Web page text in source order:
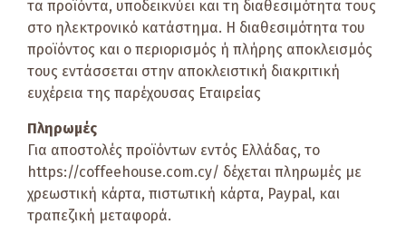
τα προϊόντα, υποδεικνύει και τη διαθεσιμότητα τους
στο ηλεκτρονικό κατάστημα. Η διαθεσιμότητα του
προϊόντος και ο περιορισμός ή πλήρης αποκλεισμός
τους εντάσσεται στην αποκλειστική διακριτική
ευχέρεια της παρέχουσας Εταιρείας
Πληρωμές
Για αποστολές προϊόντων εντός Ελλάδας, το
https://coffeehouse.com.cy/ δέχεται πληρωμές με
χρεωστική κάρτα, πιστωτική κάρτα, Paypal, και
τραπεζική μεταφορά.